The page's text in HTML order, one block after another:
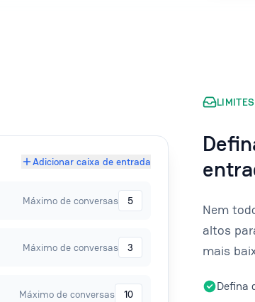
Adicionar caixa de entrada
Máximo de conversas 5
Máximo de conversas 3
Máximo de conversas 10
Nem
altos
mais
Defina